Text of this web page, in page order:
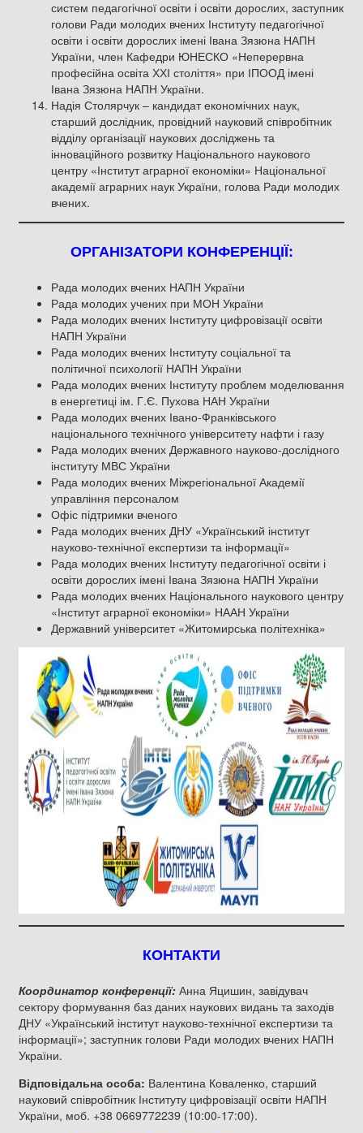
систем педагогічної освіти і освіти дорослих, заступник
голови Ради молодих вчених Інституту педагогічної
освіти і освіти дорослих імені Івана Зязюна НАПН
України, член Кафедри ЮНЕСКО «Неперервна
професійна освіта ХХІ століття» при ІПООД імені
Івана Зязюна НАПН України.
Надія Столярчук – кандидат економічних наук,
старший дослідник, провідний науковий співробітник
відділу організації наукових досліджень та
інноваційного розвитку Національного наукового
центру «Інститут аграрної економіки» Національної
академії аграрних наук України, голова Ради молодих
вчених.
ОРГАНІЗАТОРИ КОНФЕРЕНЦІЇ:
Рада молодих вчених НАПН України
Рада молодих учених при МОН України
Рада молодих вчених Інституту цифровізації освіти
НАПН України
Рада молодих вчених Інституту соціальної та
політичної психології НАПН України
Рада молодих вчених Інституту проблем моделювання
в енергетиці ім. Г.Є. Пухова НАН України
Рада молодих вчених Івано-Франківського
національного технічного університету нафти і газу
Рада молодих вчених Державного науково-дослідного
інституту МВС України
Рада молодих вчених Міжрегіональної Академії
управління персоналом
Офіс підтримки вченого
Рада молодих вчених ДНУ «Український інститут
науково-технічної експертизи та інформації»
Рада молодих вчених Інституту педагогічної освіти і
освіти дорослих імені Івана Зязюна НАПН України
Рада молодих вчених Національного наукового центру
«Інститут аграрної економіки» НААН України
Державний університет «Житомирська політехніка»
КОНТАКТИ
Координатор конференції: Анна Яцишин, завідувач
сектору формування баз даних наукових видань та заходів
ДНУ «Український інститут науково-технічної експертизи та
інформації»; заступник голови Ради молодих вчених НАПН
України.
Відповідальна особа: Валентина Коваленко, старший
науковий співробітник Інституту цифровізації освіти НАПН
України, моб. +38 0669772239 (10:00-17:00).